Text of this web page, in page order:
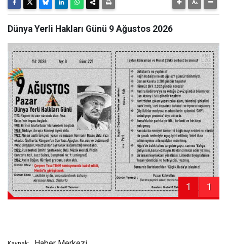
Dünya Yerli Hakları Günü 9 Ağustos 2026
1 1